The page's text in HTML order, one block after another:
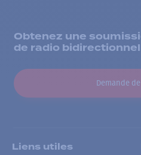
Obtenez une
de radio
Demande
Liens utiles